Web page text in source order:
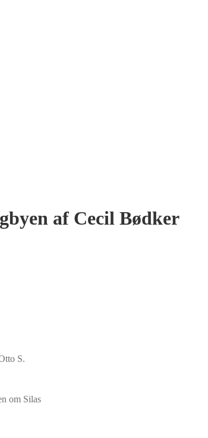
af Cecil Bødker
S.
om Silas